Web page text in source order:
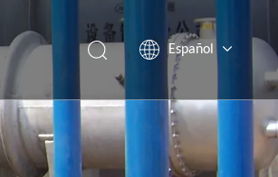
Español
English